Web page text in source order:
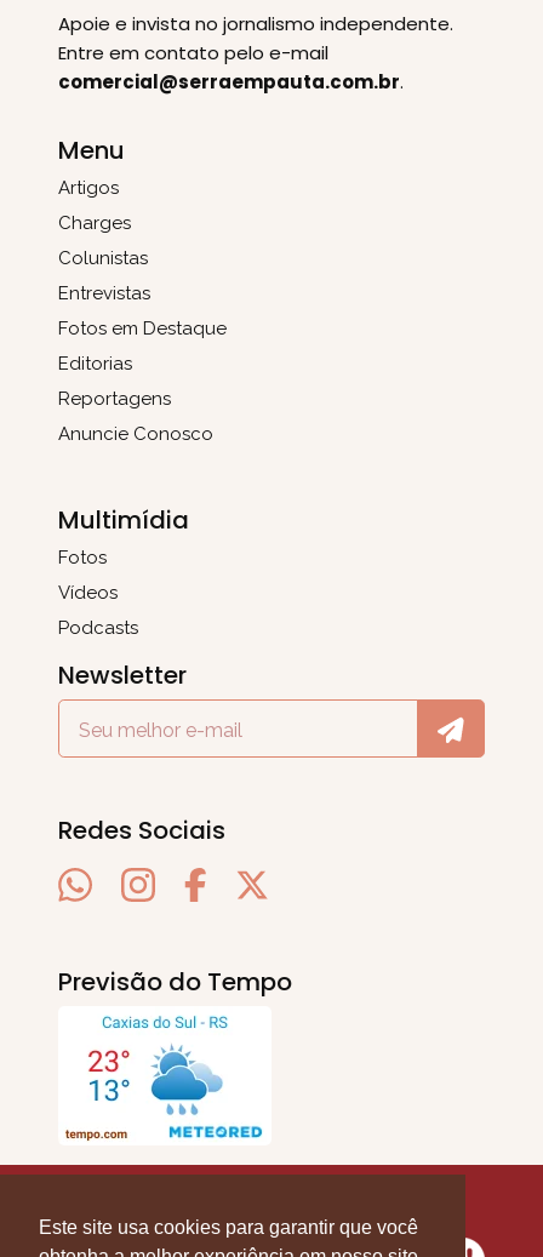
Este site usa cookies para garantir que você
Apoie e invista no jornalismo independente.
Entre em contato pelo e-mail
comercial@serraempauta.com.br.
Menu
Artigos
Charges
Colunistas
Entrevistas
Fotos em Destaque
Editorias
Reportagens
Anuncie Conosco
Multimídia
Fotos
Vídeos
Podcasts
Newsletter
Redes Sociais
Previsão do Tempo
Direitos Reservados.